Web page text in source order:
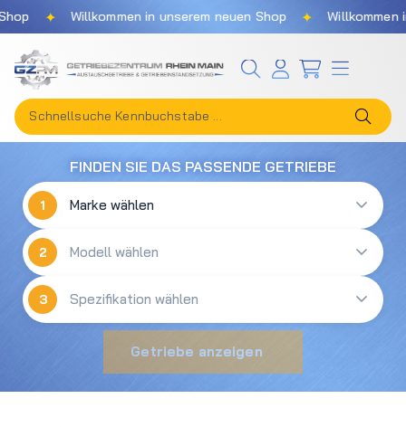
Zum Hauptinhalt springen
Willkommen in unserem neuen Shop Willkommen
FINDEN SIE DAS PASSENDE GETRIEBE
1
2
3
Getriebe anzeigen